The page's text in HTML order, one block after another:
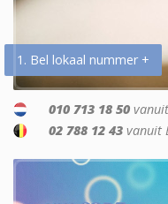
1. Bel lokaal nummer +
010 713 18 50
02 788 12 43 vanuit